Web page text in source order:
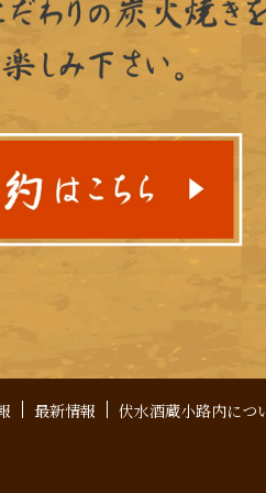
最新情報 伏水酒蔵小路内につ